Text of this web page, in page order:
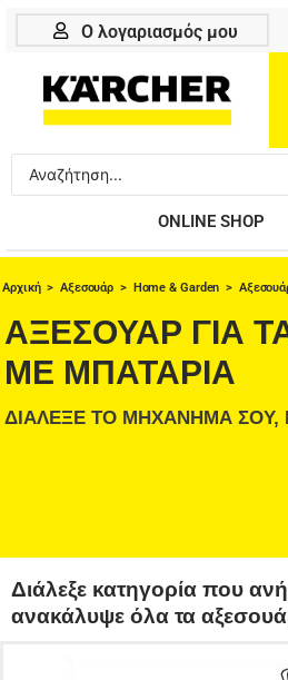
Μετάβαση
Ο λογαριασμός μου
Search
...
ONLINE SHOP
Αρχική> Αξεσουάρ > Home & Garden >
ΑΞΕΣΟΥΑΡ ΓΙΑ
ΜΕ ΜΠΑΤΑΡΙΑ
ΔΙΑΛΕΞΕ ΤΟ ΜΗΧΑΝΗΜΑ ΣΟΥ,
Διάλεξε κατηγορία που
ανακάλυψε όλα τα